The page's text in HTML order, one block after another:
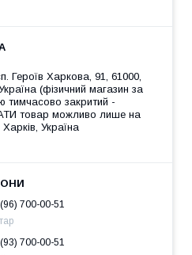
Героїв Харкова, 91, 61000,
(фізичний магазин за
тимчасово закритий -
товар можливо лише на
Україна
700-00-51
700-00-51